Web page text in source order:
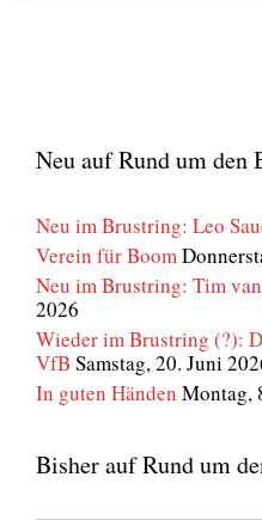
Neu auf Rund um den
Neu im Brustring: Leo
Verein für Boom
Neu im Brustring: Tim
2026
Wieder im Brustring (?):
VfB Samstag, 20. Juni
In guten Händen Montag,
Bisher auf Rund um